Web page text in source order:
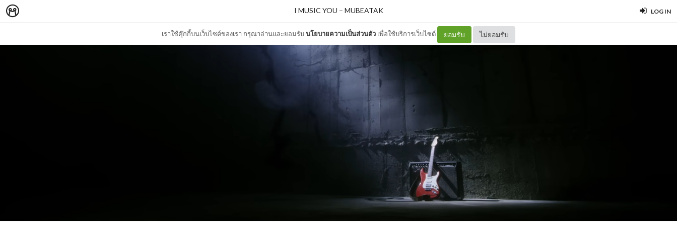
LOG IN
เราใช้คุ๊กกี้บนเว็บไซต์ของเรา กรุณาอ่านและยอมรับนโยบายความเป็นส่วนตัว เพื่อใช้บริการเว็บไซต์ ยอมรับ ไม่ยอมรับ
I MUSIC YOU – MUBEATAK